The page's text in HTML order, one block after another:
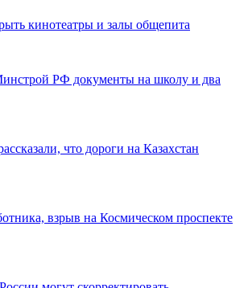
кинотеатры и залы общепита
РФ документы на школу и два
что дороги на Казахстан
взрыв на Космическом проспекте